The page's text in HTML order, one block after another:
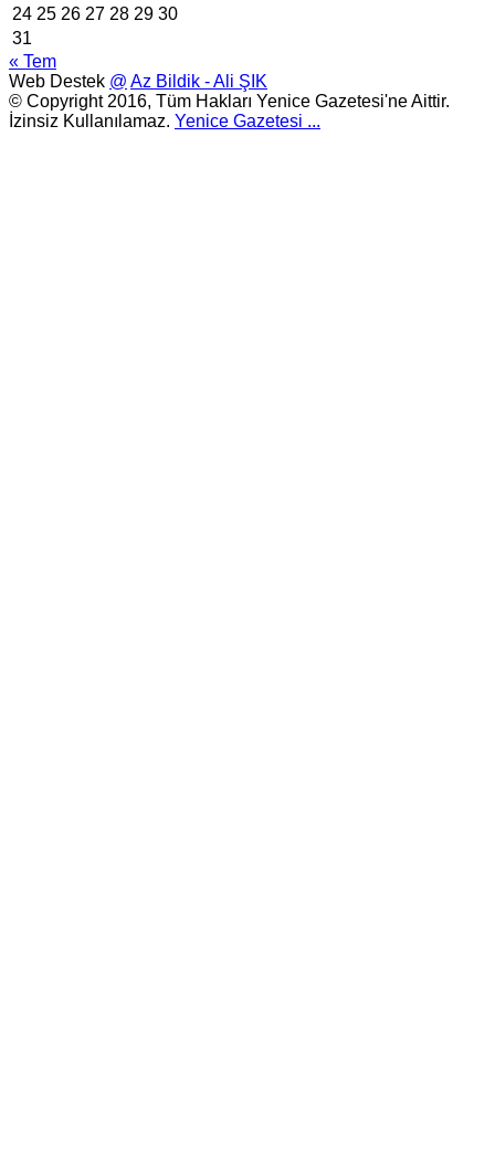
24 25 26 27 28 29 30
31
« Tem
Web Destek @ Az Bildik - Ali ŞIK
© Copyright 2016, Tüm Hakları Yenice Gazetesi'ne Aittir.
İzinsiz Kullanılamaz. Yenice Gazetesi ...